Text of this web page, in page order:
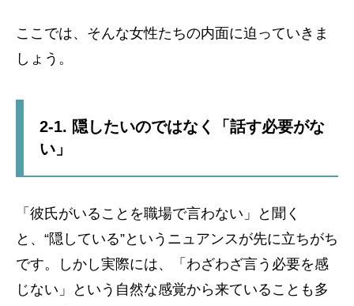
ここでは、そんな女性たちの内面に迫っていきま
しょう。
2-1. 隠したいのではなく「話す必要がな
い」
「彼氏がいることを職場で言わない」と聞く
と、“隠している”というニュアンスが先に立ちがち
です。しかし実際には、「わざわざ言う必要を感
じない」という自然な感覚から来ていることも多